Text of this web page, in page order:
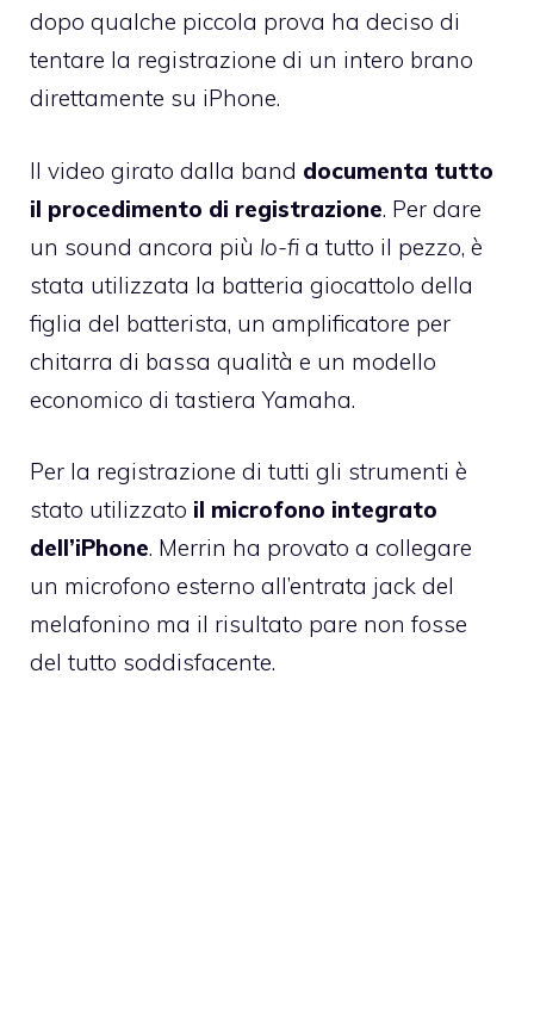
dopo qualche piccola prova ha deciso di
tentare la registrazione di un intero brano
direttamente su iPhone.
Il video girato dalla band documenta tutto
il procedimento di registrazione. Per dare
un sound ancora più lo-fi a tutto il pezzo, è
stata utilizzata la batteria giocattolo della
figlia del batterista, un amplificatore per
chitarra di bassa qualità e un modello
economico di tastiera Yamaha.
Per la registrazione di tutti gli strumenti è
stato utilizzato il microfono integrato
dell’iPhone. Merrin ha provato a collegare
un microfono esterno all’entrata jack del
melafonino ma il risultato pare non fosse
del tutto soddisfacente.